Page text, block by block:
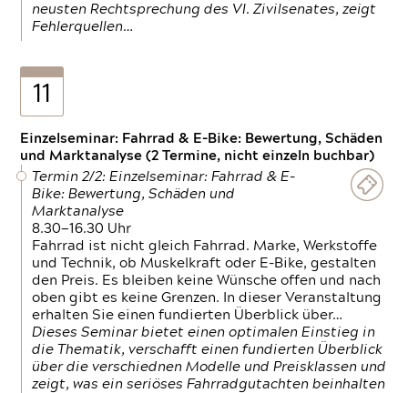
neusten Rechtsprechung des VI. Zivilsenates, zeigt
Fehlerquellen…
11
Einzelseminar: Fahrrad & E-Bike: Bewertung, Schäden
und Marktanalyse (2 Termine, nicht einzeln buchbar)
Termin 2/2: Einzelseminar: Fahrrad & E-
Bike: Bewertung, Schäden und
Marktanalyse
8.30—16.30 Uhr
Fahrrad ist nicht gleich Fahrrad. Marke, Werkstoffe
und Technik, ob Muskelkraft oder E-Bike, gestalten
den Preis. Es bleiben keine Wünsche offen und nach
oben gibt es keine Grenzen. In dieser Veranstaltung
erhalten Sie einen fundierten Überblick über…
Dieses Seminar bietet einen optimalen Einstieg in
die Thematik, verschafft einen fundierten Überblick
über die verschiednen Modelle und Preisklassen und
zeigt, was ein seriöses Fahrradgutachten beinhalten